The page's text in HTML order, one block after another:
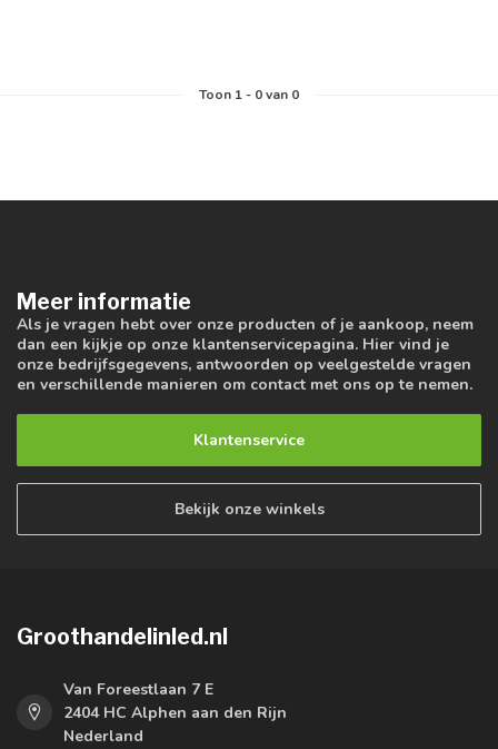
Toon 1- 0van 0
Meer informatie
Als je vragen hebt over onze producten of je aankoop, neem
dan een kijkje op onze klantenservicepagina. Hier vind je
onze bedrijfsgegevens, antwoorden op veelgestelde vragen
en verschillende manieren om contact met ons op te nemen.
Klantenservice
Bekijk onze winkels
Groothandelinled.nl
Van Foreestlaan 7 E
2404 HC Alphen aan den Rijn
Nederland